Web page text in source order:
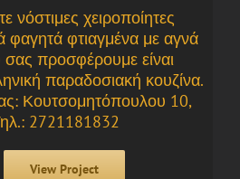
νόστιμες χειροποίητες
φαγητά φτιαγμένα με αγνά
σας προσφέρουμε είναι
παραδοσιακή κουζίνα.
Κουτσομητόπουλου 10,
2721181832
View Project